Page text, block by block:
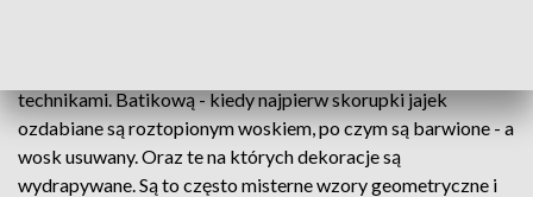
technikami. Batikową - kiedy najpierw skorupki jajek
ozdabiane są roztopionym woskiem, po czym są barwione - a
wosk usuwany. Oraz te na których dekoracje są
wydrapywane. Są to często misterne wzory geometryczne i